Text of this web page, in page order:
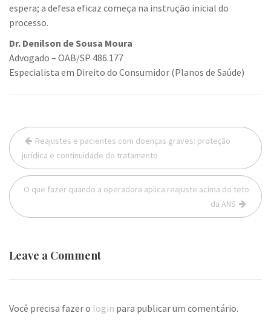
espera; a defesa eficaz começa na instrução inicial do
processo.
Dr. Denilson de Sousa Moura
Advogado – OAB/SP 486.177
Especialista em Direito do Consumidor (Planos de Saúde)
Navegação
de
Post
Reajustes e pacientes com doenças graves: proteção
jurídica e continuidade do tratamento
O que fazer quando a operadora aplica reajuste acima do teto
da ANS
Leave a Comment
Você precisa fazer o login para publicar um comentário.